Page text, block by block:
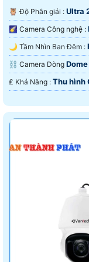
🦉 Độ Phân giải : Ultra
🌠 Camera Công nghệ :
🌙 Tầm Nhìn Ban Đêm :
⛓ Camera Dòng
️₤ Khả Năng : Thu hình